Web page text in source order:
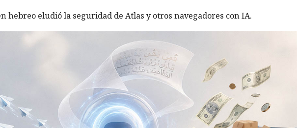
hebreo eludió la seguridad de Atlas y otros navegadores con IA.